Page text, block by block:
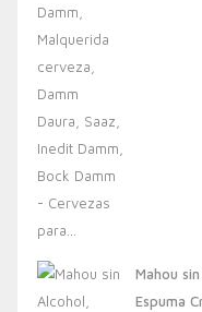
Mahou
Espuma